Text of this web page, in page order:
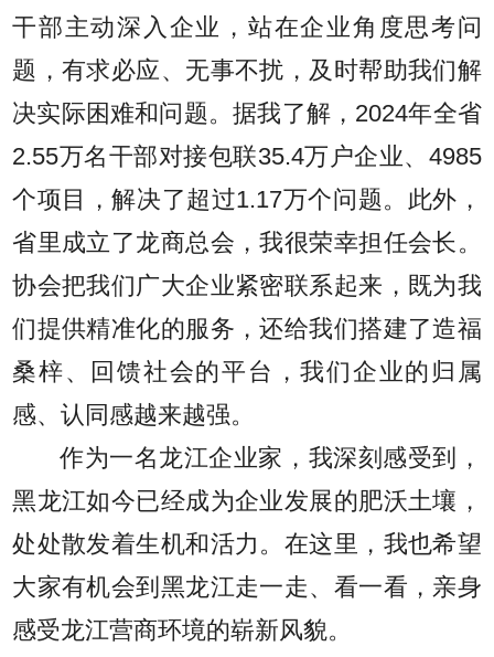
干部主动深入企业，站在企业角度思考问
题，有求必应、无事不扰，及时帮助我们解
决实际困难和问题。据我了解，2024年全省
2.55万名干部对接包联35.4万户企业、4985
个项目，解决了超过1.17万个问题。此外，
省里成立了龙商总会，我很荣幸担任会长。
协会把我们广大企业紧密联系起来，既为我
们提供精准化的服务，还给我们搭建了造福
桑梓、回馈社会的平台，我们企业的归属
感、认同感越来越强。
作为一名龙江企业家，我深刻感受到，
黑龙江如今已经成为企业发展的肥沃土壤，
处处散发着生机和活力。在这里，我也希望
大家有机会到黑龙江走一走、看一看，亲身
感受龙江营商环境的崭新风貌。